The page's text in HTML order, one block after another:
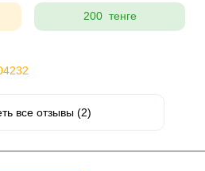
200 тенге
все отзывы (2)